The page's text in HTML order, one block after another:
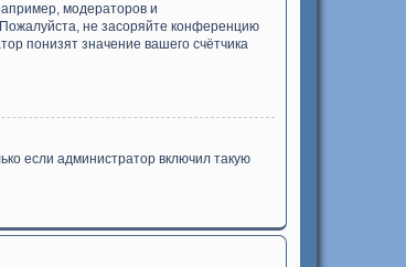
модераторов и
не засоряйте конференцию
понизят значение вашего счётчика
если администратор включил такую